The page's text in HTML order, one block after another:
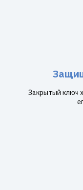
Закрытый ключ